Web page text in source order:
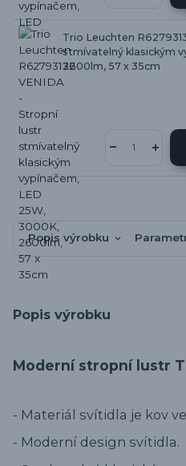
Trio Leuchten
stmívatelný klasickým
2600lm, 57 x 35cm
Popis výrobku
Popis výrobku
Moderní stropní lustr
- Materiál svítidla je kov
- Moderní design svítidla.